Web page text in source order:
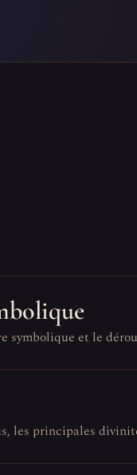
symbolique et le
les principales